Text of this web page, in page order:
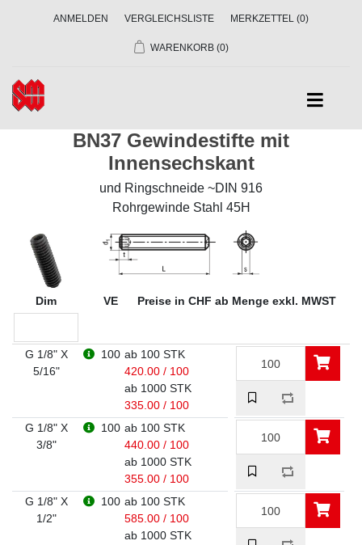
ANMELDEN VERGLEICHSLISTE MERKZETTEL (0)
WARENKORB (0)
BN37 Gewindestifte mit
Innensechskant
und Ringschneide ~DIN 916
Rohrgewinde Stahl 45H
Dim VE Preise in CHF ab Menge exkl. MWST
G 1/8" X
5/16"
100 ab 100 STK
420.00 / 100
ab 1000 STK
335.00 / 100
G 1/8" X
3/8"
100 ab 100 STK
440.00 / 100
ab 1000 STK
355.00 / 100
G 1/8" X
1/2"
100 ab 100 STK
585.00 / 100
ab 1000 STK